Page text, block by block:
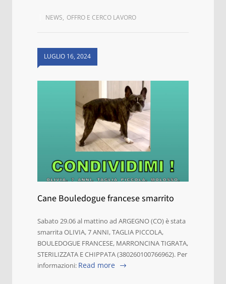
NEWS, OFFRO E CERCO LAVORO
LUGLIO 16, 2024
Cane Bouledogue francese smarrito
Sabato 29.06 al mattino ad ARGEGNO (CO) è stata
smarrita OLIVIA, 7 ANNI, TAGLIA PICCOLA,
BOULEDOGUE FRANCESE, MARRONCINA TIGRATA,
STERILIZZATA E CHIPPATA (380260100766962). Per
informazioni: Read more